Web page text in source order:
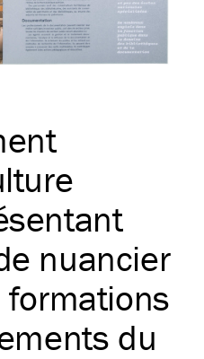
nuancier
formations
du